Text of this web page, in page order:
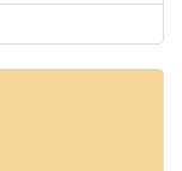
many layers such
on intracellular
properties
emerge from